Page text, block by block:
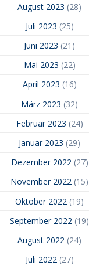
August 2023 (28)
Juli 2023 (25)
Juni 2023 (21)
Mai 2023 (22)
April 2023 (16)
März 2023 (32)
Februar 2023 (24)
Januar 2023 (29)
Dezember 2022(27)
November 2022 (15)
Oktober 2022 (19)
September 2022 (19)
August 2022 (24)
Juli 2022(27)